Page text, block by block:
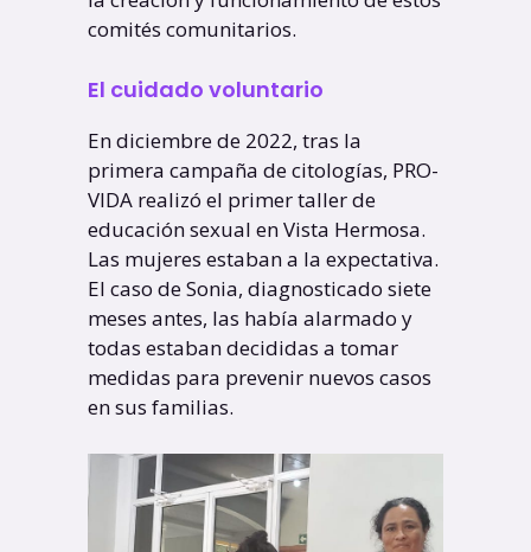
comités comunitarios.
El cuidado voluntario
En diciembre de 2022, tras la
primera campaña de citologías, PRO-
VIDA realizó el primer taller de
educación sexual en Vista Hermosa.
Las mujeres estaban a la expectativa.
El caso de Sonia, diagnosticado siete
meses antes, las había alarmado y
todas estaban decididas a tomar
medidas para prevenir nuevos casos
en sus familias.